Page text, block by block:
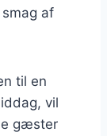
af
til en
vil
gæster